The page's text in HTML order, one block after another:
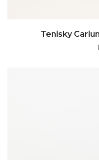
Tenisky